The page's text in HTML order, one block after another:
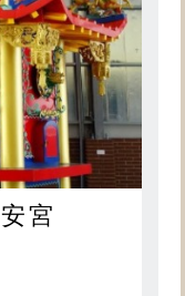
宮